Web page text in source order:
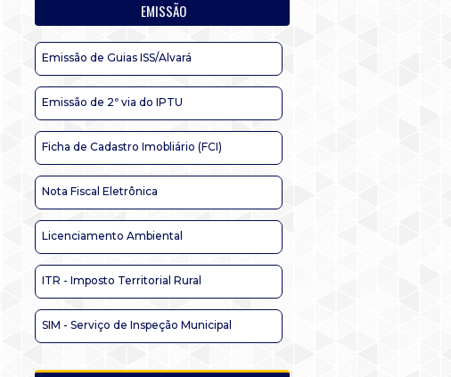
EMISSÃO
Emissão de Guias ISS/Alvará
Emissão de 2ª via do IPTU
Ficha de Cadastro Imobliário (FCI)
Nota Fiscal Eletrônica
Licenciamento Ambiental
ITR - Imposto Territorial Rural
SIM - Serviço de Inspeção Municipal